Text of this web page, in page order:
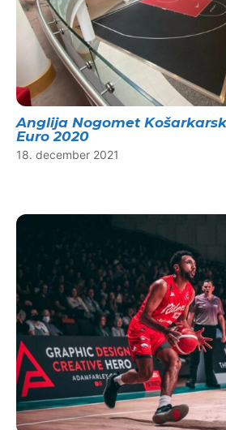
Anglija Nogomet
Euro 2020
18. december 2021